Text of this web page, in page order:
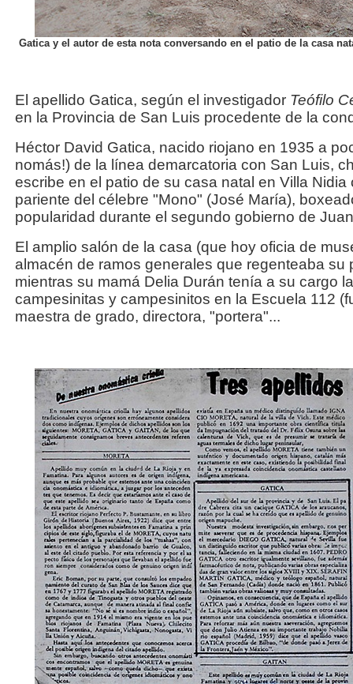
Gatica y el autor de esta nota conversando en el patio de la casa
El apellido Gatica, según el investigador Teófilo
en la Provincia de San Luis procedente de la
Héctor David Gatica, nacido riojano en 1935 a
nomás!) de la línea demarcatoria con San Luis,
escribe en el patio de su casa natal en Villa
pariente del célebre "Mono" (José María),
popularidad durante el segundo gobierno de
El amplio salón de la casa (que hoy oficia de
almacén de ramos generales que regenteaba su
mientras su mamá Delia Durán tenía a su cargo
campesinitas y campesinitos en la Escuela 112
maestra de grado, directora, "portera"...